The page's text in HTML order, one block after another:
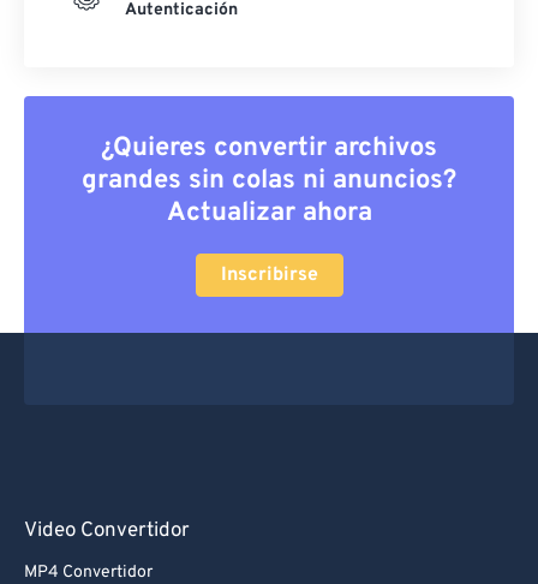
Autenticación
¿Quieres convertir archivos
grandes sin colas ni anuncios?
Actualizar ahora
Inscribirse
Video Convertidor
MP4 Convertidor